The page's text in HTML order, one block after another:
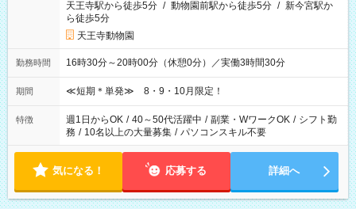
天王寺駅から徒歩5分 / 動物園前駅から徒歩5分 / 新今宮駅か
ら徒歩5分
天王寺動物園
勤務時間 16時30分～20時00分（休憩0分）／実働3時間30分
期間 ≪短期＊単発≫ 8・9・10月限定！
特徴 週1日からOK / 40～50代活躍中 / 副業・WワークOK / シフト勤
務 / 10名以上の大量募集 / パソコンスキル不要
気になる！ 応募する 詳細へ